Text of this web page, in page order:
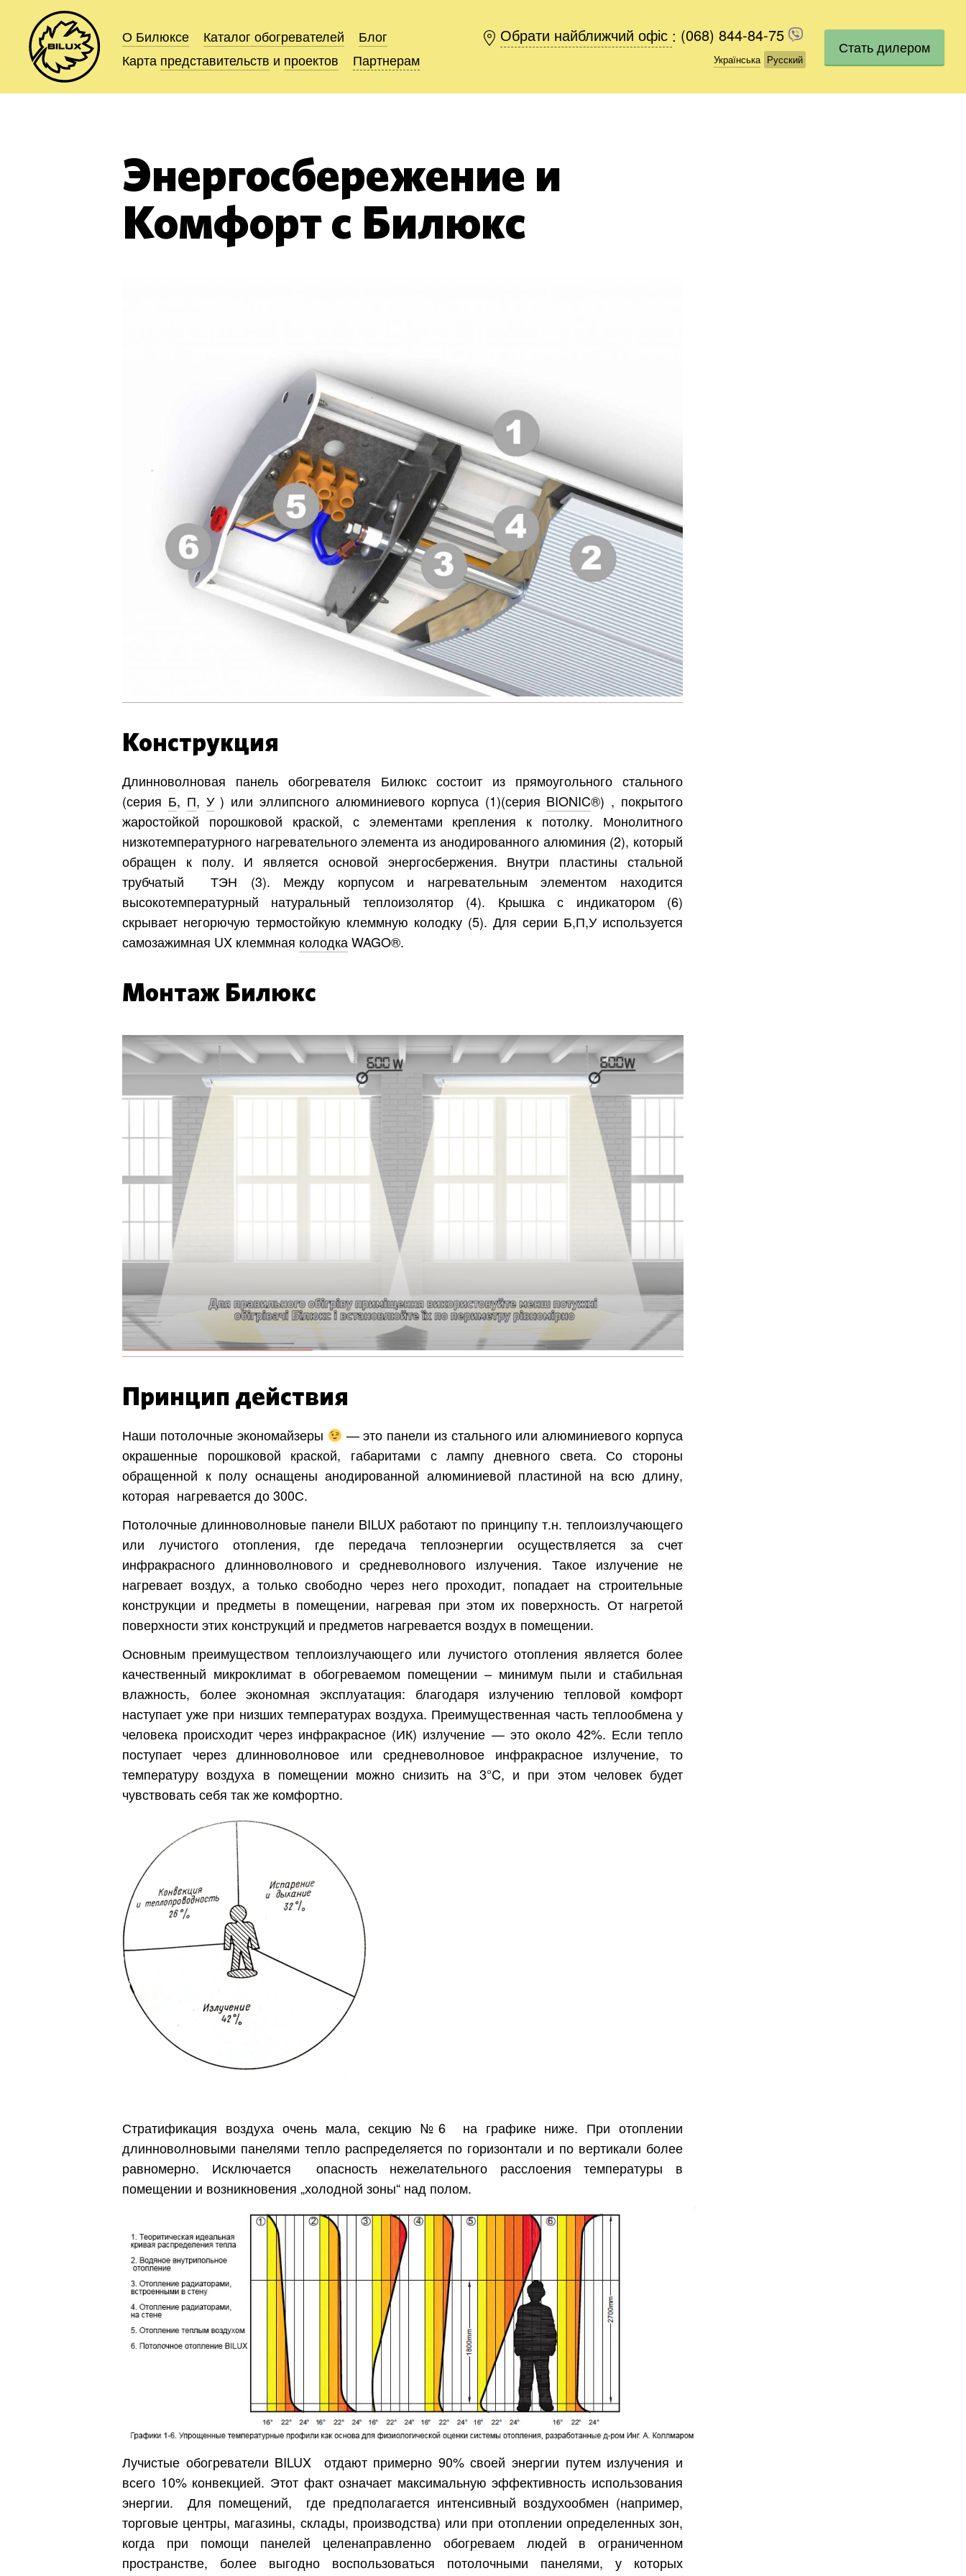
О Билюксе Каталог обогревателей
Блог
Карта представительств и проектов Партнерам
Обрати найближчий офіс (068) 844-84-75
Українська Русский
О Билюксе Каталог обогревателей
Блог
Карта представительств и проектов Партнерам
Обрати найближчий офіс : (068) 844-84-75
Українська Русский
Стать дилером
Энергосбережение и
Комфорт с Билюкс
Конструкция
Длинноволновая панель обогревателя Билюкс состоит из прямоугольного стального
(серия Б, П, У) или эллипсного алюминиевого корпуса (1)(серия BIONIC®) , покрытого
жаростойкой порошковой краской, с элементами крепления к потолку. Монолитного
низкотемпературного нагревательного элемента из анодированного алюминия (2), который
обращен к полу. И является основой энергосбержения. Внутри пластины стальной
трубчатый ТЭН (3). Между корпусом и нагревательным элементом находится
высокотемпературный натуральный теплоизолятор (4). Крышка с индикатором (6)
скрывает негорючую термостойкую клеммную колодку (5). Для серии Б,П,У используется
самозажимная UX клеммная колодкаWAGO®.
Монтаж Билюкс
Принцип действия
Наши потолочные экономайзеры
— это панели из стального или алюминиевого корпуса
окрашенные порошковой краской, габаритами с лампу дневного света. Со стороны
обращенной к полу оснащены анодированной алюминиевой пластиной на всю длину,
которая нагревается до 300С.
Потолочные длинноволновые панели BILUX работают по принципу т.н. теплоизлучающего
или лучистого отопления, где передача теплоэнергии осуществляется за счет
инфракрасного длинноволнового и средневолнового излучения. Такое излучение не
нагревает воздух, а только свободно через него проходит, попадает на строительные
конструкции и предметы в помещении, нагревая при этом их поверхность. От нагретой
поверхности этих конструкций и предметов нагревается воздух в помещении.
Основным преимуществом теплоизлучающего или лучистого отопления является более
качественный микроклимат в обогреваемом помещении – минимум пыли и стабильная
влажность, более экономная эксплуатация: благодаря излучению тепловой комфорт
наступает уже при низших температурах воздуха. Преимущественная часть теплообмена у
человека происходит через инфракрасное (ИК) излучение — это около 42%. Если тепло
поступает через длинноволновое или средневолновое инфракрасное излучение, то
температуру воздуха в помещении можно снизить на 3°C, и при этом человек будет
чувствовать себя так же комфортно.
Стратификация воздуха очень мала, секцию №6 на графике ниже. При отоплении
длинноволновыми панелями тепло распределяется по горизонтали и по вертикали более
равномерно. Исключается опасность нежелательного расслоения температуры в
помещении и возникновения „холодной зоны“ над полом.
Лучистые обогреватели BILUX отдают примерно 90% своей энергии путем излучения и
всего 10% конвекцией. Этот факт означает максимальную эффективность использования
энергии. Для помещений, где предполагается интенсивный воздухообмен (например,
торговые центры, магазины, склады, производства) или при отоплении определенных зон,
когда при помощи панелей целенаправленно обогреваем людей в ограниченном
пространстве, более выгодно воспользоваться потолочными панелями, у которых
Днепр
Ивано-Франковск
Львов
Хмельницкий
Винница
Бесплатно.
Область
Заказать